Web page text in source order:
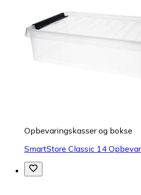
Opbevaringskasser og bokse
SmartStore Classic 14